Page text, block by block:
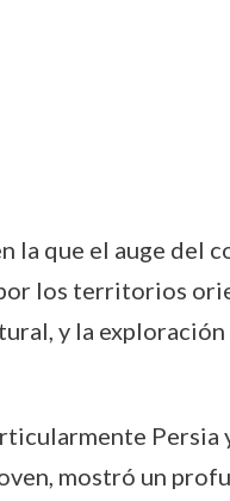
la que el auge
los territorios
y la
Persia
mostró un